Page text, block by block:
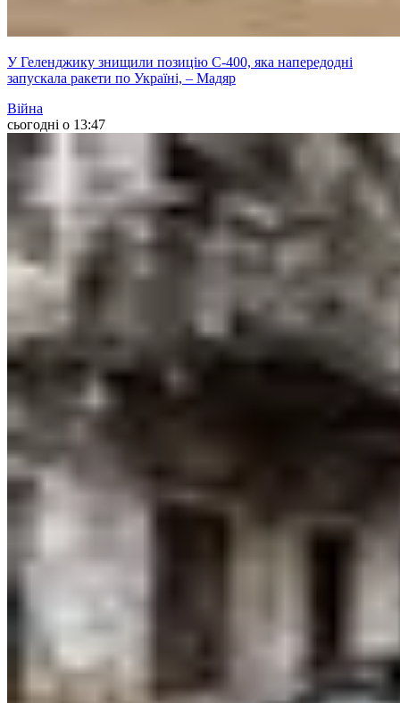
У Геленджику знищили позицію С-400, яка напередодні
запускала ракети по Україні, – Мадяр
Війна
сьогодні о 13:47